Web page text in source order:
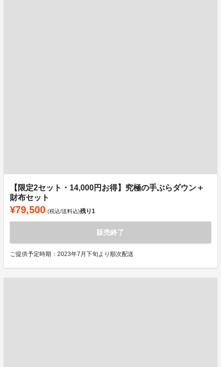
【限定2セット・14,000円お得】究極の手ぶらダウン＋
財布セット
¥79,500 (税込/送料込)残り1
販売終了
ご提供予定時期：2023年7月下旬より順次配送